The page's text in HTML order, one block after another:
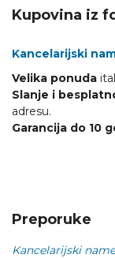
Kupovina iz
Kancelarijski
Velika ponuda
Slanje i
adresu.
Garancija do 10
Preporuke
Kancelarijski